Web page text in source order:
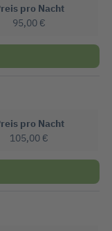
pro Nacht
95,00 €
pro Nacht
105,00 €